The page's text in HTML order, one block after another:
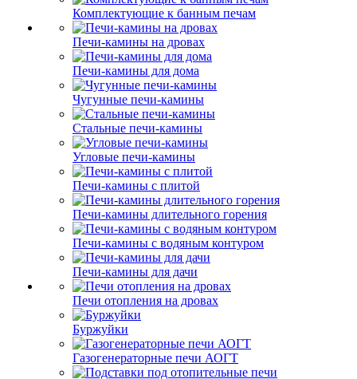
Комплектующие к банным печам
Печи-камины на дровах
Печи-камины для дома
Чугунные печи-камины
Стальные печи-камины
Угловые печи-камины
Печи-камины с плитой
Печи-камины длительного горения
Печи-камины с водяным контуром
Печи-камины для дачи
Печи отопления на дровах
Буржуйки
Газогенераторные печи АОГТ